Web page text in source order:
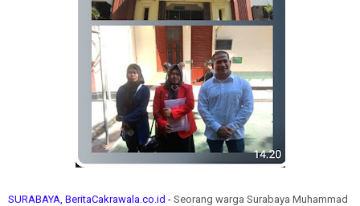
SURABAYA, BeritaCakrawala.co.id - Seorang warga Surabaya Muhammad